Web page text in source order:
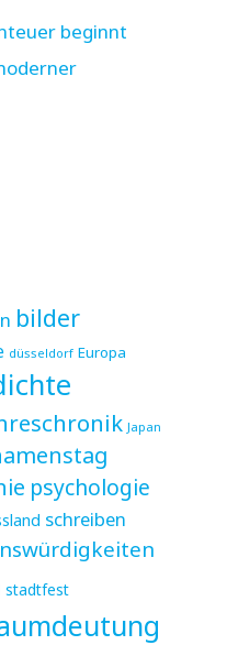
beginnt
bilder
düsseldorf Europa
Japan
psychologie
schreiben
stadtfest